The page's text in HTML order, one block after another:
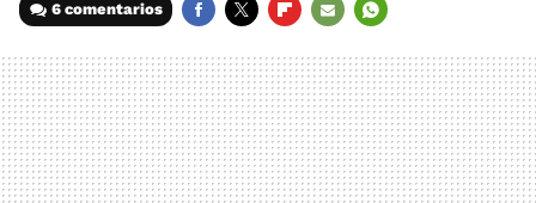
6 comentarios
MAIL